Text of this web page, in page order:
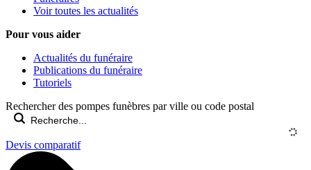
Voir toutes les actualités
Pour vous aider
Actualités du funéraire
Publications du funéraire
Tutoriels
Rechercher des pompes funèbres par ville ou code postal
Devis comparatif